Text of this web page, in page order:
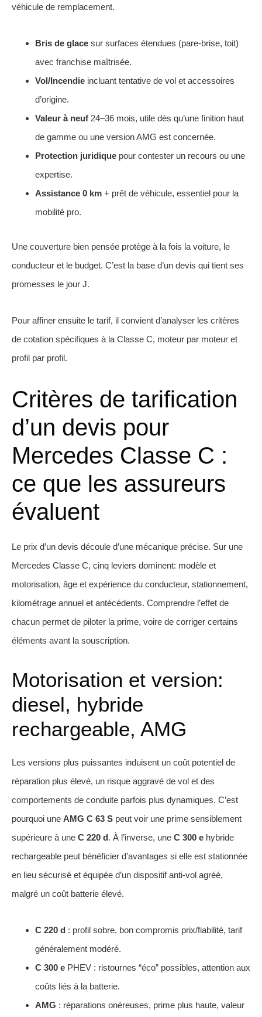
véhicule de remplacement.
Bris de glace sur surfaces étendues (pare-brise, toit)
avec franchise maîtrisée.
Vol/Incendie incluant tentative de vol et accessoires
d’origine.
Valeur à neuf 24–36 mois, utile dès qu’une finition haut
de gamme ou une version AMG est concernée.
Protection juridique pour contester un recours ou une
expertise.
Assistance 0 km + prêt de véhicule, essentiel pour la
mobilité pro.
Une couverture bien pensée protège à la fois la voiture, le
conducteur et le budget. C’est la base d’un devis qui tient ses
promesses le jour J.
Pour affiner ensuite le tarif, il convient d’analyser les critères
de cotation spécifiques à la Classe C, moteur par moteur et
profil par profil.
Critères de tarification
d’un devis pour
Mercedes Classe C :
ce que les assureurs
évaluent
Le prix d’un devis découle d’une mécanique précise. Sur une
Mercedes Classe C, cinq leviers dominent: modèle et
motorisation, âge et expérience du conducteur, stationnement,
kilométrage annuel et antécédents. Comprendre l’effet de
chacun permet de piloter la prime, voire de corriger certains
éléments avant la souscription.
Motorisation et version:
diesel, hybride
rechargeable, AMG
Les versions plus puissantes induisent un coût potentiel de
réparation plus élevé, un risque aggravé de vol et des
comportements de conduite parfois plus dynamiques. C’est
pourquoi une AMG C 63 S peut voir une prime sensiblement
supérieure à une C 220 d. À l’inverse, une C 300 e hybride
rechargeable peut bénéficier d’avantages si elle est stationnée
en lieu sécurisé et équipée d’un dispositif anti-vol agréé,
malgré un coût batterie élevé.
C 220 d : profil sobre, bon compromis prix/fiabilité, tarif
généralement modéré.
C 300 e PHEV : ristournes “éco” possibles, attention aux
coûts liés à la batterie.
AMG : réparations onéreuses, prime plus haute, valeur